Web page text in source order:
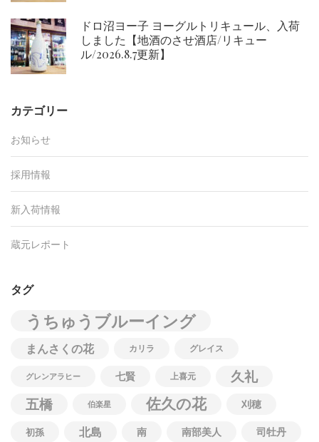
ドロ沼ヨー子 ヨーグルトリキュール、入荷
しました【地酒のさせ酒店/リキュー
ル/2026.8.7更新】
カテゴリー
お知らせ
採用情報
新入荷情報
蔵元レポート
タグ
うちゅうブルーイング
まんさくの花 カリラ グレイス
グレンアラヒー 七賢 上喜元
久礼
五橋
伯楽星 佐久の花 刈穂
初孫 北島 南 南部美人 司牡丹